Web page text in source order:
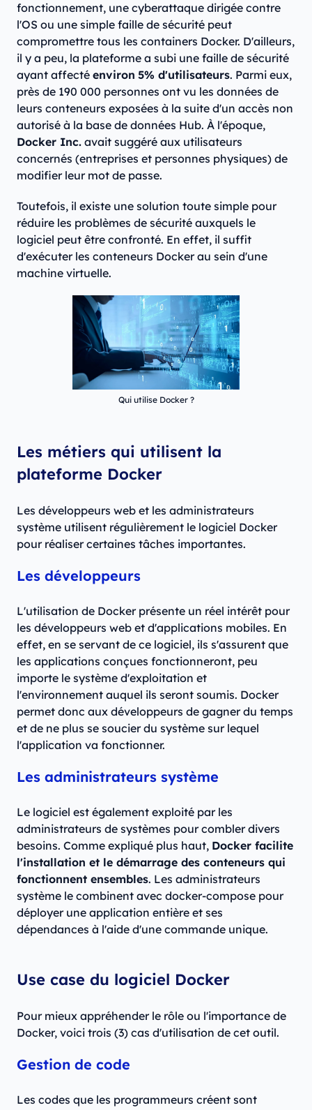
fonctionnement, une cyberattaque dirigée contre
l'OS ou une simple faille de sécurité peut
compromettre tous les containers Docker. D'ailleurs,
il y a peu, la plateforme a subi une faille de sécurité
ayant affecté environ 5% d'utilisateurs. Parmi eux,
près de 190 000 personnes ont vu les données de
leurs conteneurs exposées à la suite d'un accès non
autorisé à la base de données Hub. À l'époque,
Docker Inc. avait suggéré aux utilisateurs
concernés (entreprises et personnes physiques) de
modifier leur mot de passe.
Toutefois, il existe une solution toute simple pour
réduire les problèmes de sécurité auxquels le
logiciel peut être confronté. En effet, il suffit
d'exécuter les conteneurs Docker au sein d'une
machine virtuelle.
Qui utilise Docker ?
Les métiers qui utilisent la
plateforme Docker
Les développeurs web et les administrateurs
système utilisent régulièrement le logiciel Docker
pour réaliser certaines tâches importantes.
Les développeurs
L'utilisation de Docker présente un réel intérêt pour
les développeurs web et d'applications mobiles. En
effet, en se servant de ce logiciel, ils s'assurent que
les applications conçues fonctionneront, peu
importe le système d'exploitation et
l'environnement auquel ils seront soumis. Docker
permet donc aux développeurs de gagner du temps
et de ne plus se soucier du système sur lequel
l'application va fonctionner.
Les administrateurs système
Le logiciel est également exploité par les
administrateurs de systèmes pour combler divers
besoins. Comme expliqué plus haut, Docker facilite
l'installation et le démarrage des conteneurs qui
fonctionnent ensembles. Les administrateurs
système le combinent avec docker-compose pour
déployer une application entière et ses
dépendances à l'aide d'une commande unique.
Use case du logiciel Docker
Pour mieux appréhender le rôle ou l'importance de
Docker, voici trois (3) cas d'utilisation de cet outil.
Gestion de code
Les codes que les programmeurs créent sont